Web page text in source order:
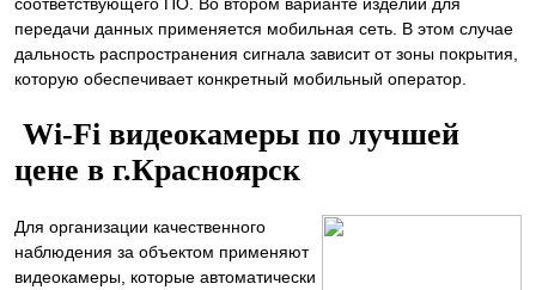
передачи данных применяется мобильная сеть. В этом случае
дальность распространения сигнала зависит от зоны покрытия,
которую обеспечивает конкретный мобильный оператор.
Wi-Fi видеокамеры по лучшей
цене в г.Красноярск
Для организации качественного
наблюдения за объектом применяют
видеокамеры, которые автоматически